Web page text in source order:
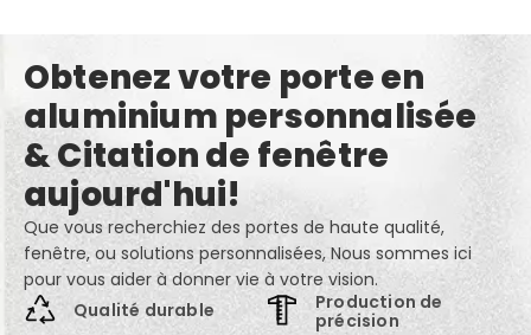
Obtenez votre porte en
aluminium personnalisée
& Citation de fenêtre
aujourd'hui!
Que vous recherchiez des portes de haute qualité,
fenêtre, ou solutions personnalisées, Nous sommes ici
pour vous aider à donner vie à votre vision.
Qualité durable
Production de
précision